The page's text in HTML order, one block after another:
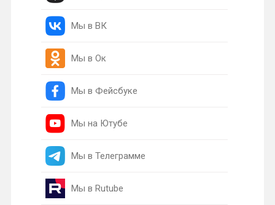
Мы в ВК
Мы в Ок
Мы в Фейсбуке
Мы на Ютубе
Мы в Телеграмме
Мы в Rutube